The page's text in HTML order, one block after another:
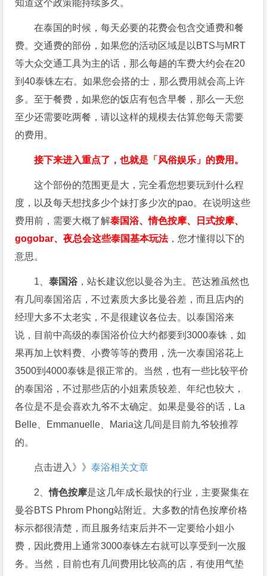
知道这个政策能持续多久。
在泰国的时候，每天必要的花费会包含交通费和餐
费。交通费的部份，如果您的活动区域是以BTS与MRT
等大众交通工具为主的话，那么每趟的车费大约会在20
到40泰铢左右。如果您会搭的士，那么费用就会高上许
多。至于餐费，如果您的饭店有包含早餐，那么一天您
至少还需要吃两餐，请以这样的规模去估算您每天需要
的费用。
接下来进入重点了，也就是「风俗娱乐」的费用。
这个部份的范围更是大，完全看您想要玩到什么程
度，以及每天想找多少个妹打多少次的pao。在说明这些
费用前，需要大概了解泰国浴、情色按摩、日式按摩、
gogobar、夜总会这些泰国基本玩法，您才懂得以下的
意思。
1、泰国浴 ，站长建议您以曼谷为主。芭达雅虽然也
有几间泰国浴店，不过素质大多比曼谷差，而且店内的
经理大多不太老实，不是很建议各位去。以泰国浴来
说，目前中高级的泰国浴价位大约都要到3000泰铢，如
果再加上饮料费、小费等等的费用，洗一次泰国浴花上
3500到4000泰铢是很正常的。当然，也有一些比较平价
的泰国浴，不过那些店的小姐素质较差、年纪也较大，
各位是不是会喜欢九爷不太确定。如果是曼谷的话，La
Belle、Emmanuelle、Maria这几间是目前九爷较推荐
的。
点击进入》》泰浴相关文章
2、情色按摩是这几年成长最快的行业，主要聚集在
曼谷BTS Phrom Phong站附近。大多数的情色按摩价格
标示都很清楚，而且服务结束后并不一定要给小姐小
费，因此费用上通常3000泰铢左右就可以享受到一次服
务。当然，目前也有几间费用比较高的店，有使用气垫